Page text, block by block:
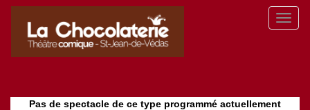
Aller
contenu
principal
Pas de spectacle de ce type programmé actuellement